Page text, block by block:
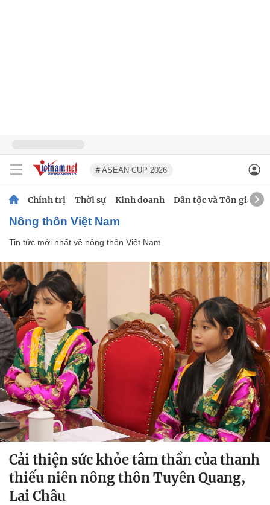
# ASEAN CUP 2026
Chính trị Thời sự Kinh doanh Dân tộc và Tôn giáo
nông thôn Việt Nam
Tin tức mới nhất về nông thôn Việt Nam
Cải thiện sức khỏe tâm thần của thanh
thiếu niên nông thôn Tuyên Quang,
Lai Châu